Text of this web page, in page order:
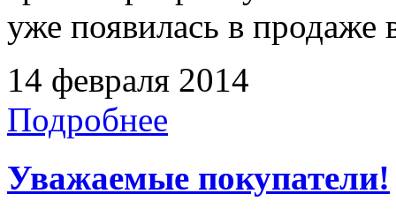
уже появилась в продаже
14 февраля 2014
Подробнее
Уважаемые покупатели!